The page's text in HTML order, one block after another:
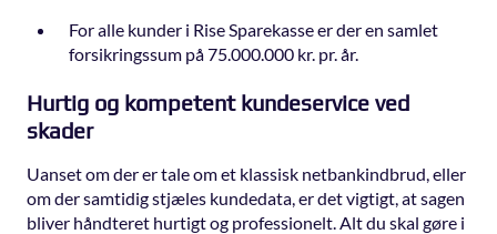
For alle kunder i Rise Sparekasse er der en samlet
forsikringssum på 75.000.000 kr. pr. år.
Hurtig og kompetent kundeservice ved
skader
Uanset om der er tale om et klassisk netbankindbrud, eller
om der samtidig stjæles kundedata, er det vigtigt, at sagen
bliver håndteret hurtigt og professionelt. Alt du skal gøre i